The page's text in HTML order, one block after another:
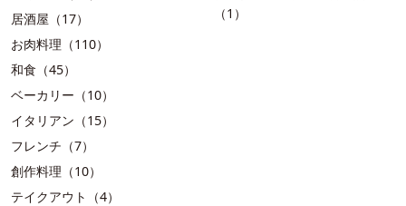
居酒屋（17）
お肉料理（110）
和食（45）
ベーカリー（10）
イタリアン（15）
フレンチ（7）
創作料理（10）
テイクアウト（4）
（1）